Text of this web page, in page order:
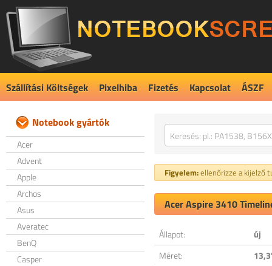
Szállítási Költségek Pixelhiba Fizetés Kapcsolat ÁSZF
Notebook gyártók
Acer
Advent
Apple
Archos
Asus
Averatec
BenQ
Casper
Figyelem:ellenőrizze a kijelző
Acer Aspire 3410
Állapot:
új
Méret: